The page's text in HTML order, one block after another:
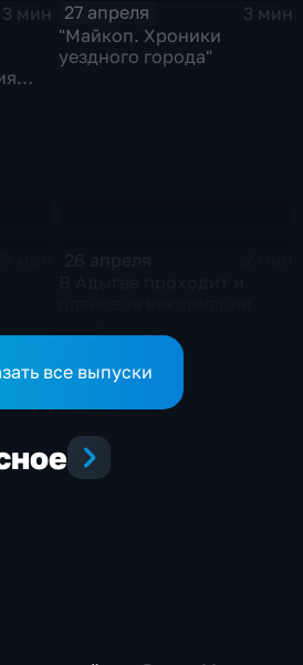
3 мин
27 апреля
3 мин
"Майкоп. Хроники
уездного города"
все выпуски